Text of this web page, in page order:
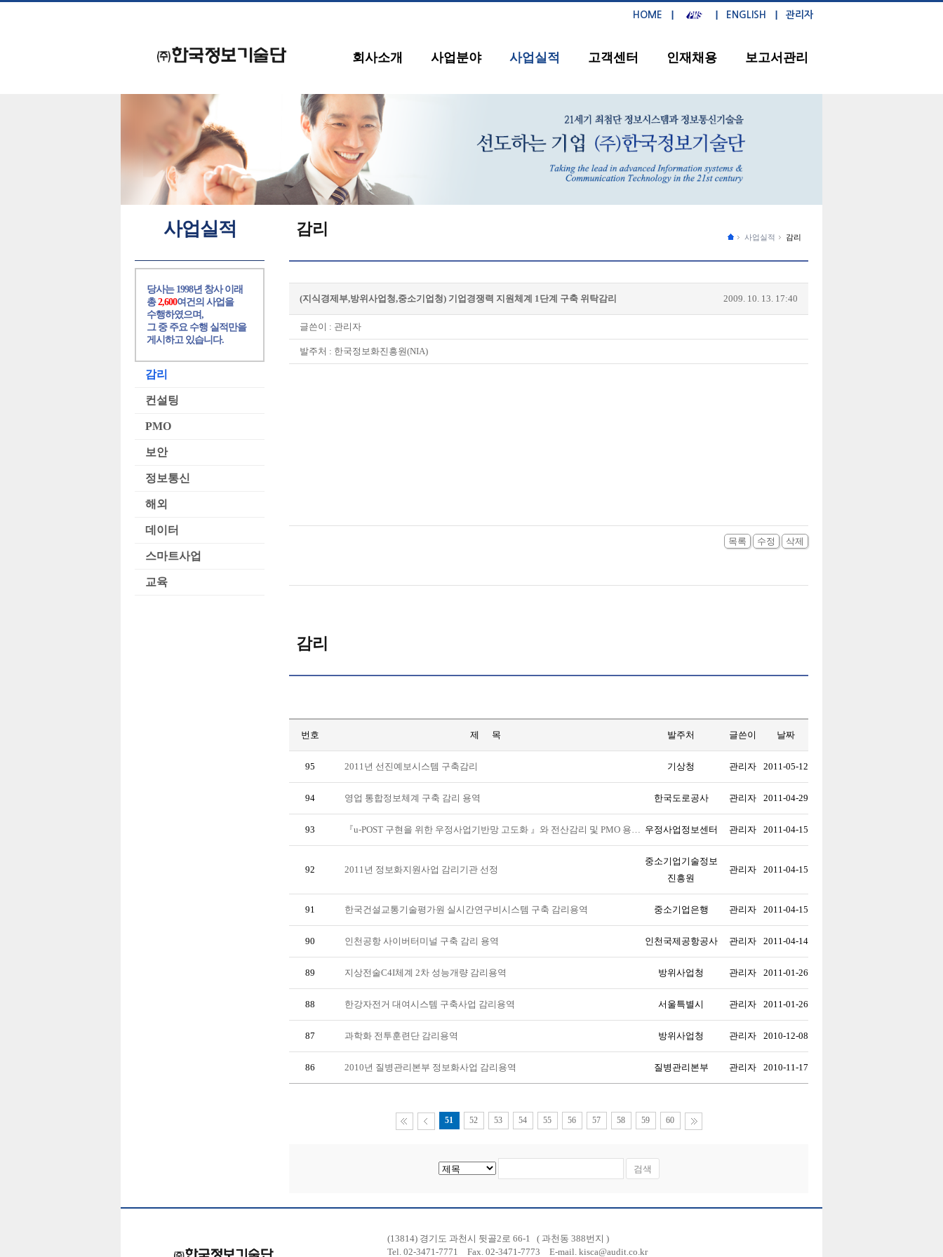
HOME ENGLISH 관리자
회사소개 사업분야 사업실적 고객센터 인재채용 보고서관리
사업실적 감리
감리
(지식경제부,방위사업청,중소기업청) 기업경쟁력 지원체계 1단계 구축 위탁감리 2009. 10. 13. 17:40
글쓴이 : 관리자
발주처 : 한국정보화진흥원(NIA)
목록 수정 삭제
사업실적
당사는 1998년 창사 이래
총2,600여건의 사업을
수행하였으며,
그 중 주요 수행 실적만을
게시하고 있습니다.
감리
컨설팅
PMO
보안
정보통신
해외
데이터
스마트사업
교육
감리
번호 제 목 발주처 글쓴이 날짜
95 2011년 선진예보시스템 구축감리 기상청 관리자 2011-05-12
94 영업 통합정보체계 구축 감리 용역 한국도로공사 관리자 2011-04-29
93 『u-POST 구현을 위한 우정사업기반망 고도화 』와 전산감리 및 PMO 용… 우정사업정보센터 관리자 2011-04-15
92 2011년 정보화지원사업 감리기관 선정
중소기업기술정보
진흥원
관리자 2011-04-15
91 한국건설교통기술평가원 실시간연구비시스템 구축 감리용역 중소기업은행 관리자 2011-04-15
90 인천공항 사이버터미널 구축 감리 용역 인천국제공항공사 관리자 2011-04-14
89 지상전술C4I체계 2차 성능개량 감리용역 방위사업청 관리자 2011-01-26
88 한강자전거 대여시스템 구축사업 감리용역 서울특별시 관리자 2011-01-26
87 과학화 전투훈련단 감리용역 방위사업청 관리자 2010-12-08
86 2010년 질병관리본부 정보화사업 감리용역 질병관리본부 관리자 2010-11-17
51 52 53 54 55 56 57 58 59 60
(13814) 경기도 과천시 뒷골2로 66-1
( 과천동 388번지 )
Tel. 02-3471-7771
Fax. 02-3471-7773 E-mail. kisca@audit.co.kr